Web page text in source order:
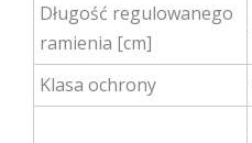
Długość regulowanego
ramienia [cm]
Klasa ochrony